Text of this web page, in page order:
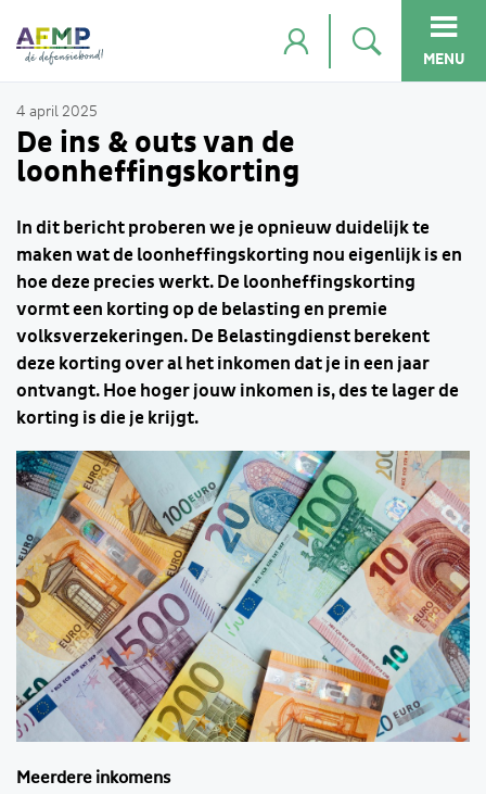
MENU
4 april 2025
De ins & outs van de
loonheffingskorting
In dit bericht proberen we je opnieuw duidelijk te
maken wat de loonheffingskorting nou eigenlijk is en
hoe deze precies werkt. De loonheffingskorting
vormt een korting op de belasting en premie
volksverzekeringen. De Belastingdienst berekent
deze korting over al het inkomen dat je in een jaar
ontvangt. Hoe hoger jouw inkomen is, des te lager de
korting is die je krijgt.
Meerdere inkomens